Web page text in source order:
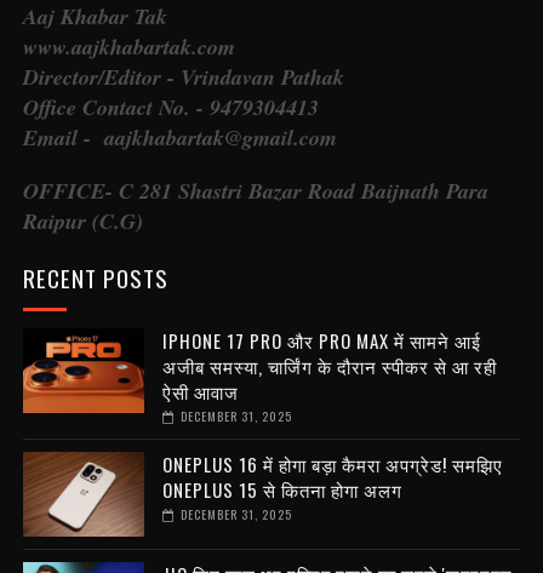
Aaj Khabar Tak
www.aajkhabartak.com
Director/Editor - Vrindavan Pathak
Office Contact No. - 9479304413
Email - aajkhabartak@gmail.com
OFFICE- C 281 Shastri Bazar Road Baijnath Para
Raipur (C.G)
RECENT POSTS
IPHONE 17 PRO और PRO MAX में सामने आई
अजीब समस्या, चार्जिंग के दौरान स्पीकर से आ रही
ऐसी आवाज
DECEMBER 31, 2025
ONEPLUS 16 में होगा बड़ा कैमरा अपग्रेड! समझिए
ONEPLUS 15 से कितना होगा अलग
DECEMBER 31, 2025